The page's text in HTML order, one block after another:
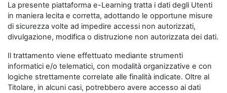
La presente piattaforma e-Learning tratta i dati degli Utenti
in maniera lecita e corretta, adottando le opportune misure
di sicurezza volte ad impedire accessi non autorizzati,
divulgazione, modifica o distruzione non autorizzata dei dati.
Il trattamento viene effettuato mediante strumenti
informatici e/o telematici, con modalità organizzative e con
logiche strettamente correlate alle finalità indicate. Oltre al
Titolare, in alcuni casi, potrebbero avere accesso ai dati